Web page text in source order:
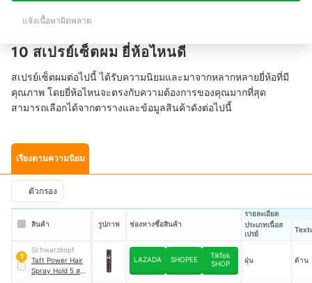
แจ้งเนื้อหาผิดพลาด
10 สเปรย์เซ็ตผม ยี่ห้อไหนดี
สเปรย์เซ็ตผมต่อไปนี้ ได้รับความนิยมและมาจากหลากหลายยี่ห้อที่มี
คุณภาพ โดยยี่ห้อไหนจะตรงกับความต้องการของคุณมากที่สุด
สามารถเลือกได้จากตารางและข้อมูลสินค้าดังต่อไปนี้
เรียงตามความนิยม
ตัวกรอง
สินค้า รูปภาพ ช่องทางซื้อสินค้า
รายละเอียด
ประเภทเนื้อส
เปรย์
1
Schwarzkopf
Taft Power Hair
Spray Hold 5 ส
LAZADA SHOPEE
TikTok
SHOP
ฝุ่น ด้าน